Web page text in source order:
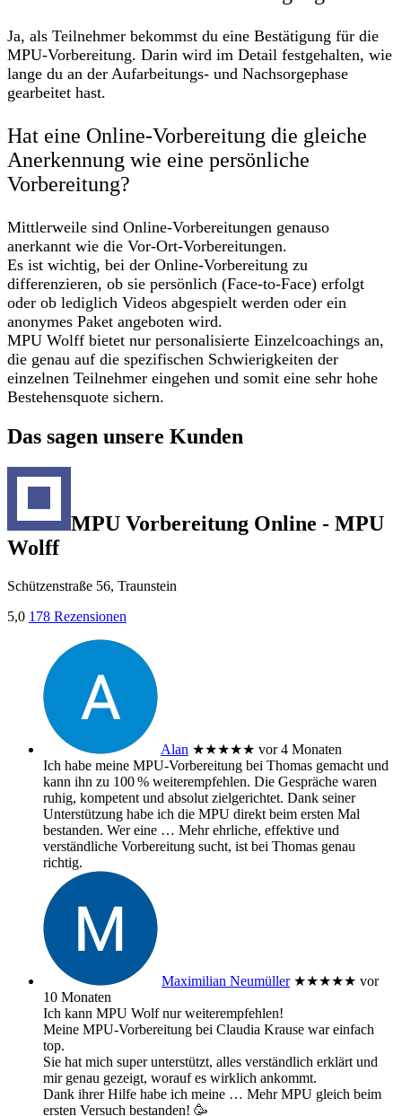
Ja, als Teilnehmer bekommst du eine Bestätigung für die
MPU-Vorbereitung. Darin wird im Detail festgehalten, wie
lange du an der Aufarbeitungs- und Nachsorgephase
gearbeitet hast.
Hat eine Online-Vorbereitung die gleiche
Anerkennung wie eine persönliche
Vorbereitung?
Mittlerweile sind Online-Vorbereitungen genauso
anerkannt wie die Vor-Ort-Vorbereitungen.
Es ist wichtig, bei der Online-Vorbereitung zu
differenzieren, ob sie persönlich (Face-to-Face) erfolgt
oder ob lediglich Videos abgespielt werden oder ein
anonymes Paket angeboten wird.
MPU Wolff bietet nur personalisierte Einzelcoachings an,
die genau auf die spezifischen Schwierigkeiten der
einzelnen Teilnehmer eingehen und somit eine sehr hohe
Bestehensquote sichern.
Das sagen unsere Kunden
MPU Vorbereitung Online - MPU
Wolff
Schützenstraße 56, Traunstein
5,0 178 Rezensionen
Alan ★★★★★ vor 4 Monaten
Ich habe meine MPU‑Vorbereitung bei Thomas gemacht und
kann ihn zu 100 % weiterempfehlen. Die Gespräche waren
ruhig, kompetent und absolut zielgerichtet. Dank seiner
Unterstützung habe ich die MPU direkt beim ersten Mal
bestanden. Wer eine … Mehrehrliche, effektive und
verständliche Vorbereitung sucht, ist bei Thomas genau
richtig.
Maximilian Neumüller ★★★★★ vor
10 Monaten
Ich kann MPU Wolf nur weiterempfehlen!
Meine MPU-Vorbereitung bei Claudia Krause war einfach
top.
Sie hat mich super unterstützt, alles verständlich erklärt und
mir genau gezeigt, worauf es wirklich ankommt.
Dank ihrer Hilfe habe ich meine … MehrMPU gleich beim
ersten Versuch bestanden! 🥳